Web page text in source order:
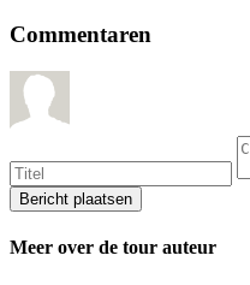
Commentaren
Meer over de tour auteur